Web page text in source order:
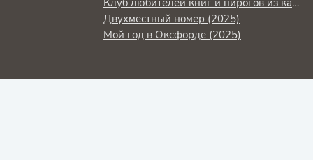
Клуб любителей книг и пирогов из картофельных очистков (2018)
Двухместный номер (2025)
Мой год в Оксфорде (2025)